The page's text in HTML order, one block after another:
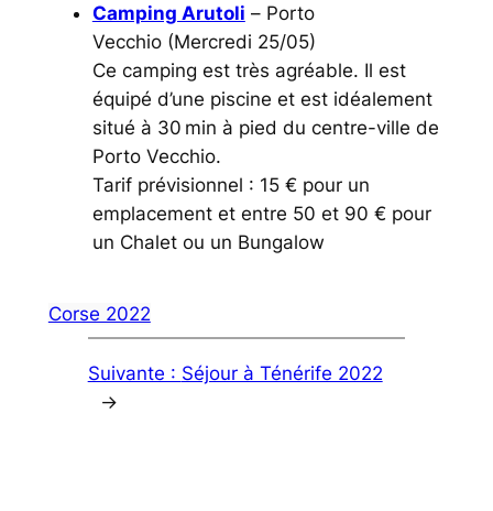
Camping Arutoli – Porto
Vecchio(Mercredi 25/05)
Ce camping est très agréable. Il est
équipé d’une piscine et est idéalement
situé à 30 min à pied du centre-ville de
Porto Vecchio.
Tarif prévisionnel : 15 € pour un
emplacement et entre 50 et 90 € pour
un Chalet ou un Bungalow
Corse 2022
Suivante : Séjour à Ténérife 2022
→